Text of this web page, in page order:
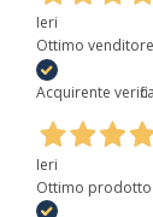
Ieri
Ottimo
Acquirente
Ieri
Ottimo prodotto